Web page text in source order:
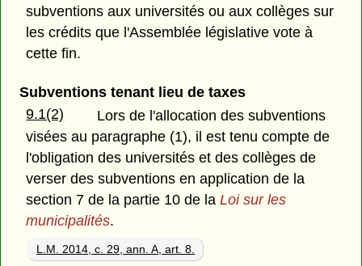
subventions aux universités ou aux collèges sur
les crédits que l'Assemblée législative vote à
cette fin.
Subventions tenant lieu de taxes
9.1(2)
Lors de l'allocation des subventions
visées au paragraphe (1), il est tenu compte de
l'obligation des universités et des collèges de
verser des subventions en application de la
section 7 de la partie 10 de laLoi sur les
municipalités.
L.M. 2014, c. 29, ann. A, art. 8.